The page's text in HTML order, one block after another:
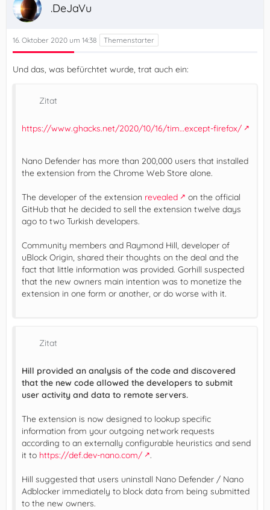
.DeJaVu
16. Oktober 2020 um 14:38
Und das, was befürchtet wurde, trat auch ein:
Zitat
https://www.ghacks.net/2020/10/16/tim…except-firefox/
Nano Defender has more than 200,000 users that installed
the extension from the Chrome Web Store alone.
The developer of the extension revealed
on the official
GitHub that he decided to sell the extension twelve days
ago to two Turkish developers.
Community members and Raymond Hill, developer of
uBlock Origin, shared their thoughts on the deal and the
fact that little information was provided. Gorhill suspected
that the new owners main intention was to monetize the
extension in one form or another, or do worse with it.
Zitat
Hill provided an analysis of the code and discovered
that the new code allowed the developers to submit
user activity and data to remote servers.
The extension is now designed to lookup specific
information from your outgoing network requests
according to an externally configurable heuristics and send
it to https://def.dev-nano.com/ .
Hill suggested that users uninstall Nano Defender / Nano
Adblocker immediately to block data from being submitted
to the new owners.